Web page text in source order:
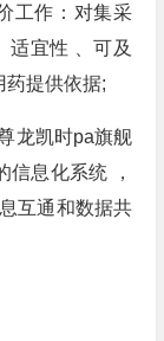
工作：对集采
适宜性 、可及
药提供依据;
龙凯时pa旗舰
信息化系统 ，
互通和数据共